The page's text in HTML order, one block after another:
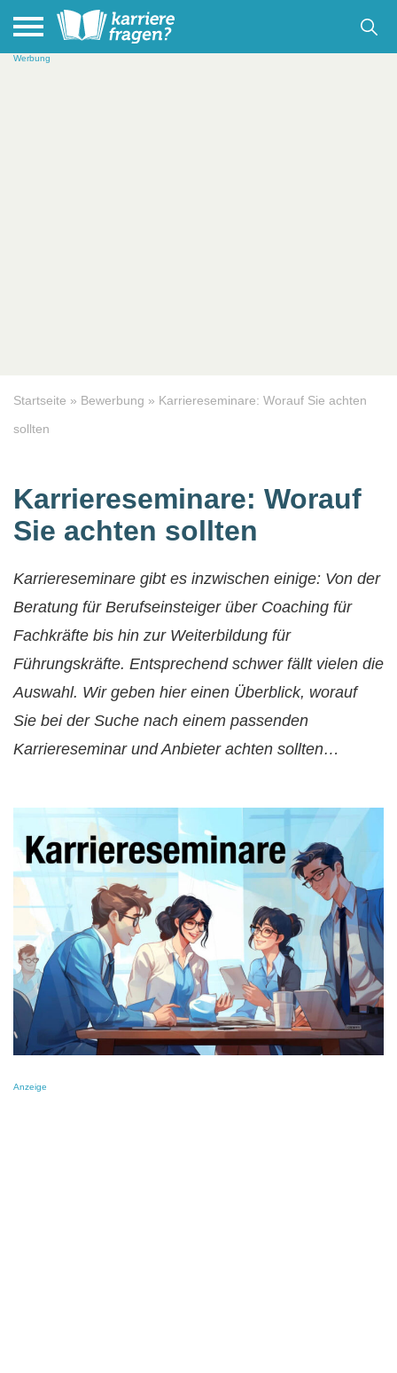
Werbung
Startseite » Bewerbung » Karriereseminare: Worauf Sie achten
sollten
Karriereseminare: Worauf
Sie achten sollten
Karriereseminare gibt es inzwischen einige: Von der
Beratung für Berufseinsteiger über Coaching für
Fachkräfte bis hin zur Weiterbildung für
Führungskräfte. Entsprechend schwer fällt vielen die
Auswahl. Wir geben hier einen Überblick, worauf
Sie bei der Suche nach einem passenden
Karriereseminar und Anbieter achten sollten…
Anzeige